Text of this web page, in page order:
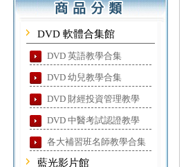
DVD 軟體合集館
DVD 英語教學合集
DVD 幼兒教學合集
DVD 財經投資管理教學
DVD 中醫考試認證教學
各大補習班名師教學合集
藍光影片館